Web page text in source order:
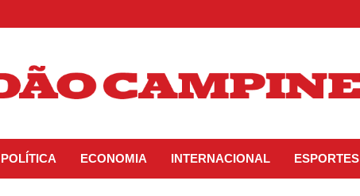
POLÍTICA ECONOMIA INTERNACIONAL ESPORTES